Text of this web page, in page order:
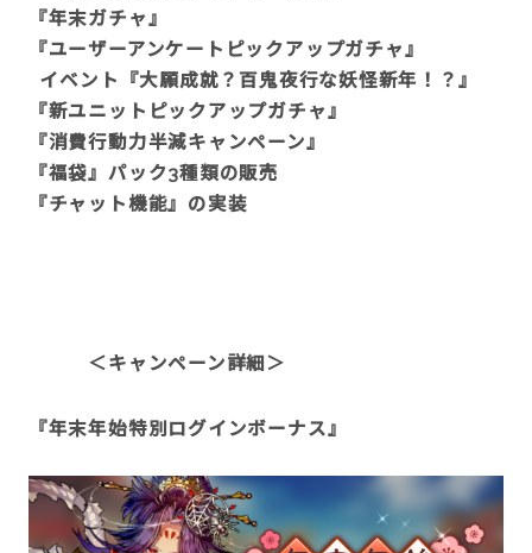
『年末ガチャ』
『ユーザーアンケートピックアップガチャ』
イベント『大願成就？百鬼夜行な妖怪新年！？』
『新ユニットピックアップガチャ』
『消費行動力半減キャンペーン』
『福袋』パック3種類の販売
『チャット機能』の実装
＜キャンペーン詳細＞
『年末年始特別ログインボーナス』